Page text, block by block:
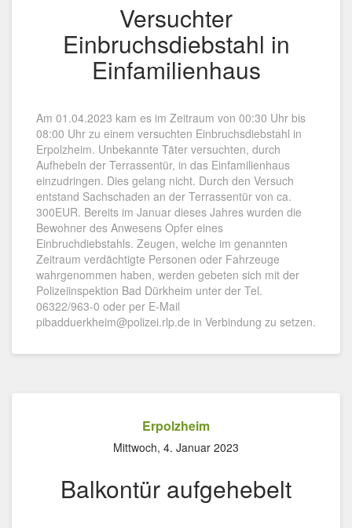
Versuchter
Einbruchsdiebstahl in
Einfamilienhaus
Am 01.04.2023 kam es im Zeitraum von 00:30 Uhr bis
08:00 Uhr zu einem versuchten Einbruchsdiebstahl in
Erpolzheim. Unbekannte Täter versuchten, durch
Aufhebeln der Terrassentür, in das Einfamilienhaus
einzudringen. Dies gelang nicht. Durch den Versuch
entstand Sachschaden an der Terrassentür von ca.
300EUR. Bereits im Januar dieses Jahres wurden die
Bewohner des Anwesens Opfer eines
Einbruchdiebstahls. Zeugen, welche im genannten
Zeitraum verdächtigte Personen oder Fahrzeuge
wahrgenommen haben, werden gebeten sich mit der
Polizeiinspektion Bad Dürkheim unter der Tel.
06322/963-0 oder per E-Mail
pibadduerkheim@polizei.rlp.de in Verbindung zu setzen.
Erpolzheim
Mittwoch, 4. Januar 2023
Balkontür aufgehebelt